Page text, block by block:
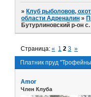
»Клуб рыболовов,
области Адреналин »
Бутурлиновский р-он с.
Платник пруд
Страница:« 1 2 3 »
Amor
Член Клуба